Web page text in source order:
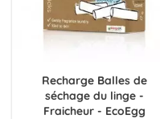
Recharge Balles de
séchage du linge -
Fraicheur - EcoEgg